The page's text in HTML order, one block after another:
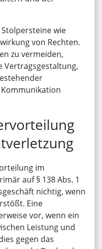
wie
von Rechten.
zu vermeiden,
Vertragsgestaltung,
im
auf § 138 Abs. 1
nichtig, wenn
Eine
vor, wenn ein
Leistung und
gegen das